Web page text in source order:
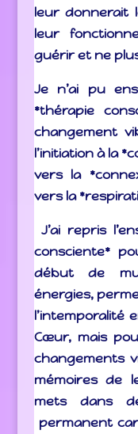
leur donnerait
leur
guériret ne
Je n’ai pu
*thérapie
changement
l’initiation à la
vers la
vers la
J’ai repris
consciente*
début de
énergies,
l’intemporalité
Cœur, mais
changements
mémoires de
mets dans
permanent